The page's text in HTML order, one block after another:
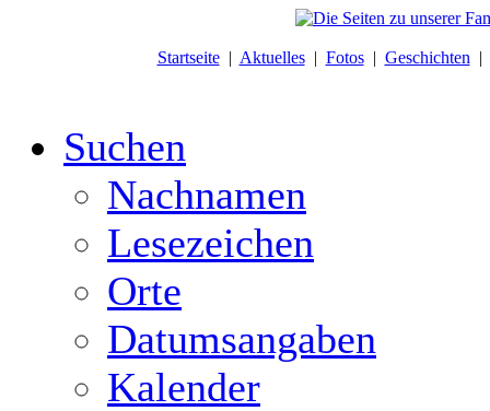
Startseite| Aktuelles| Fotos| Geschichten |
Suchen
Nachnamen
Lesezeichen
Orte
Datumsangaben
Kalender